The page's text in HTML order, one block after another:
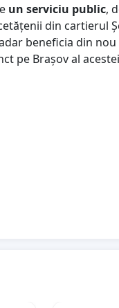
un serviciu public,
din cartierul
beneficia din
pe Brașov al